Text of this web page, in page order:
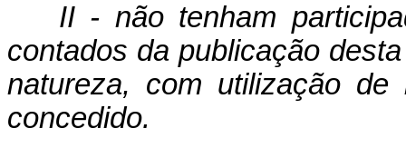
II - não tenham
contados da publicação
natureza, com utilização
concedido.